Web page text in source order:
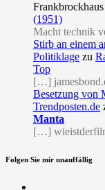
(1951)
Macht technik
Stirb an einem
Politiklage zu
Top
[…]
Besetzung von
Trendposten.de
Manta
[…]
Folgen Sie mir unauffällig